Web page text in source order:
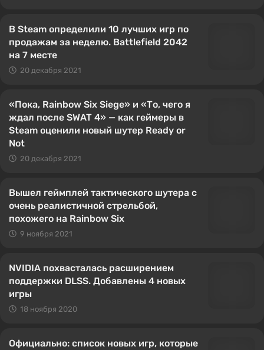
В Steam определили 10 лучших игр по
продажам за неделю. Battlefield 2042
на 7 месте
20 декабря 2021
«Пока, Rainbow Six Siege» и «То, чего я
ждал после SWAT 4» — как геймеры в
Steam оценили новый шутер Ready or
Not
20 декабря 2021
Вышел геймплей тактического шутера с
очень реалистичной стрельбой,
похожего на Rainbow Six
9 ноября 2021
NVIDIA похвасталась расширением
поддержки DLSS. Добавлены 4 новых
игры
18 ноября 2020
Официально: список новых игр, которые